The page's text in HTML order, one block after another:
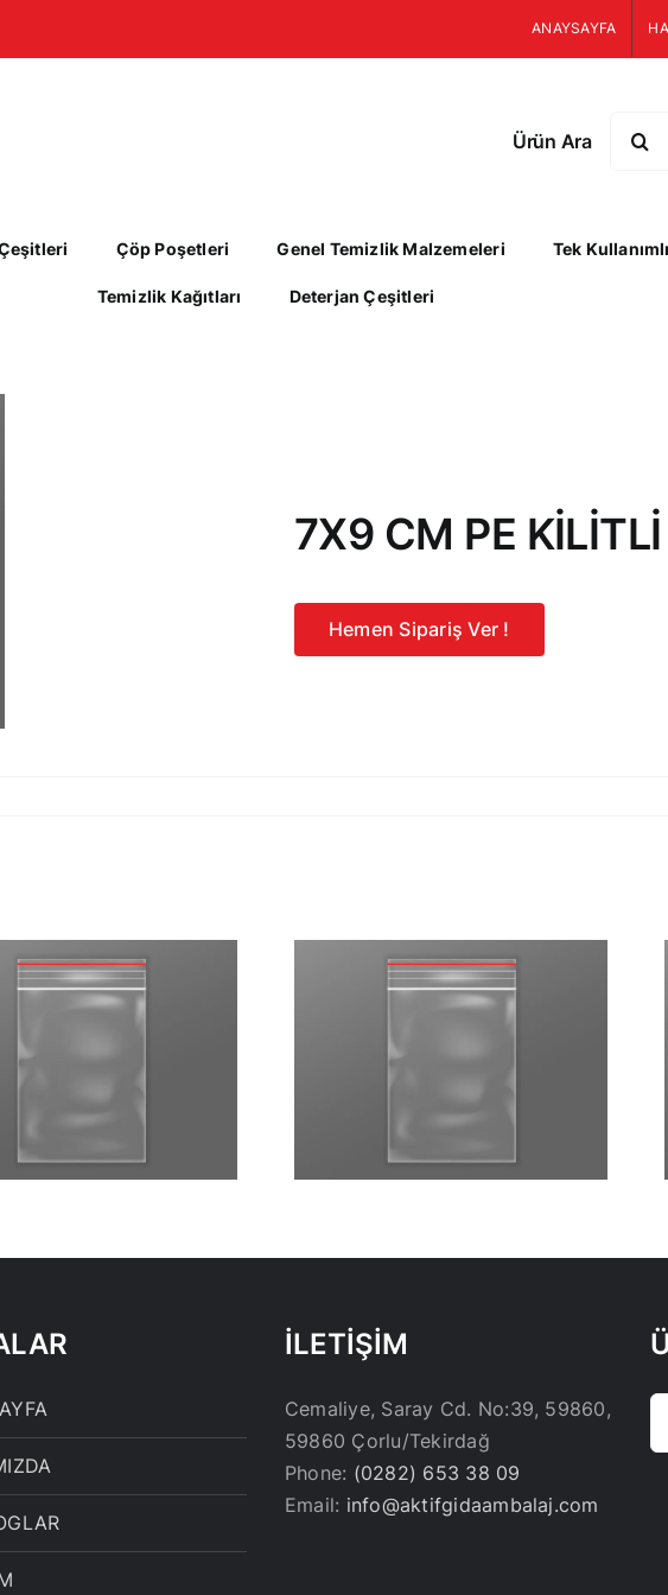
ANAYSAYFA
Ürün Ara
Çöp Poşetleri Genel Temizlik Malzemeleri Tek
Temizlik Kağıtları Deterjan Çeşitleri
7X9 CM PE
Hemen Sipariş Ver !
21X27 CM PE
KİLİTLİ TORBA
19X25 CM PE
KİLİTLİ TORBA
İLETİŞİM
Cemaliye, Saray Cd. No:39, 59860,
59860 Çorlu/Tekirdağ
Phone: (0282) 653 38 09
Email: info@aktifgidaambalaj.com